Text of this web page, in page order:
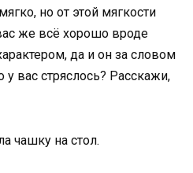
но от этой мягкости
же всё хорошо вроде
да и он за словом
у вас стряслось? Расскажи,
чашку на стол.